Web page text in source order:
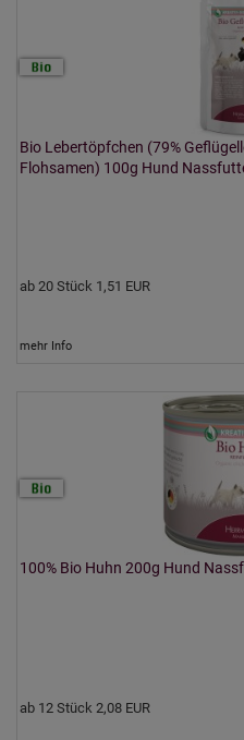
Bio Lebertöpfchen (79%
Flohsamen) 100g Hund
ab 20 Stück 1,51 EUR
mehr Info
100% Bio Huhn 200g Hund
ab 12 Stück 2,08 EUR